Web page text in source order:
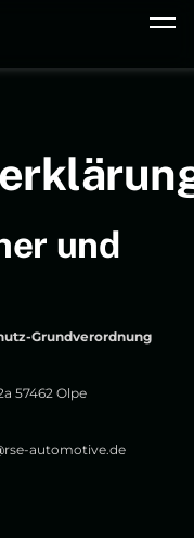
und
Grundverordnung
57462 Olpe
automotive.de